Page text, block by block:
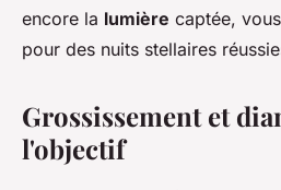
encore la lumière captée,
pour des nuits stellaires
Grossissement et
l'objectif